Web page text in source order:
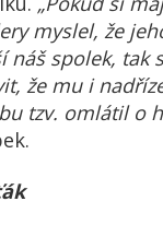
myslel, že
náš spolek, tak
že mu i
tzv. omlátil o